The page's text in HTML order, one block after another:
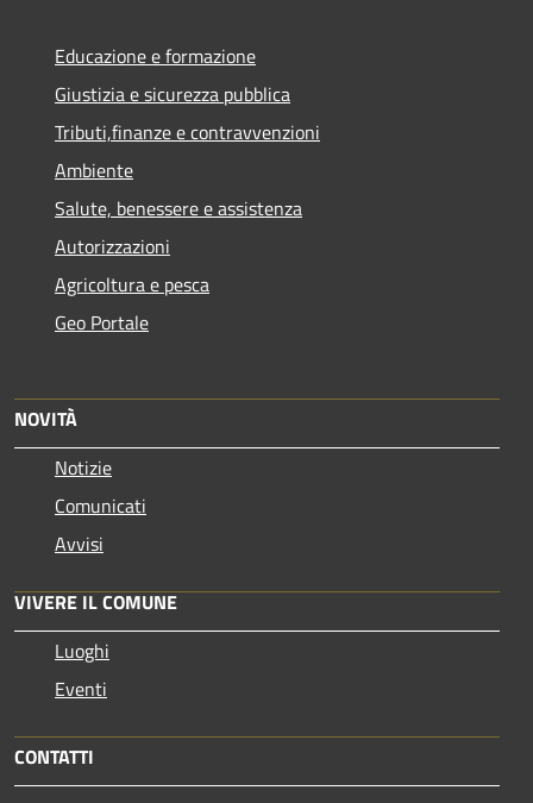
Educazione e formazione
Giustizia e sicurezza pubblica
Tributi,finanze e contravvenzioni
Ambiente
Salute, benessere e assistenza
Autorizzazioni
Agricoltura e pesca
Geo Portale
NOVITÀ
Notizie
Comunicati
Avvisi
VIVERE IL COMUNE
Luoghi
Eventi
CONTATTI